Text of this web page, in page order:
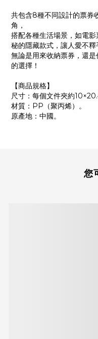
共包含8種不同設計的票券
角，
搭配各種生活場景，如電
秘的隱藏款式，讓人愛不釋
無論是用來收納票券，還
的選擇！
【商品規格】
尺寸：每個文件夾約
材質：PP（聚丙烯）。
原產地：中國。
您